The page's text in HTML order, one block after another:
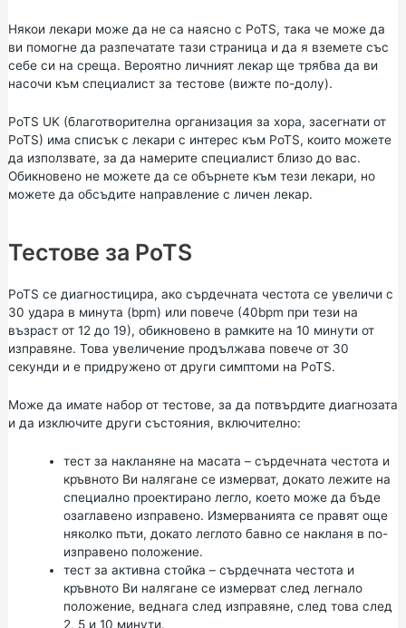
Някои лекари може да не са наясно с PoTS, така че може да
ви помогне да разпечатате тази страница и да я вземете със
себе си на среща. Вероятно личният лекар ще трябва да ви
насочи към специалист за тестове (вижте по-долу).
PoTS UK(благотворителна организация за хора, засегнати от
PoTS) има списък с лекари с интерес към PoTS, които можете
да използвате, за да намерите специалист близо до вас.
Обикновено не можете да се обърнете към тези лекари, но
можете да обсъдите направление с личен лекар.
Тестове за PoTS
PoTS се диагностицира, ако сърдечната честота се увеличи с
30 удара в минута (bpm) или повече (40bpm при тези на
възраст от 12 до 19), обикновено в рамките на 10 минути от
изправяне. Това увеличение продължава повече от 30
секунди и е придружено от други симптоми на PoTS.
Може да имате набор от тестове, за да потвърдите диагнозата
и да изключите други състояния, включително:
тест за накланяне на масата – сърдечната честота и
кръвното Ви налягане се измерват, докато лежите на
специално проектирано легло, което може да бъде
озаглавено изправено. Измерванията се правят още
няколко пъти, докато леглото бавно се накланя в по-
изправено положение.
тест за активна стойка – сърдечната честота и
кръвното Ви налягане се измерват след легнало
положение, веднага след изправяне, след това след
2, 5 и 10 минути.